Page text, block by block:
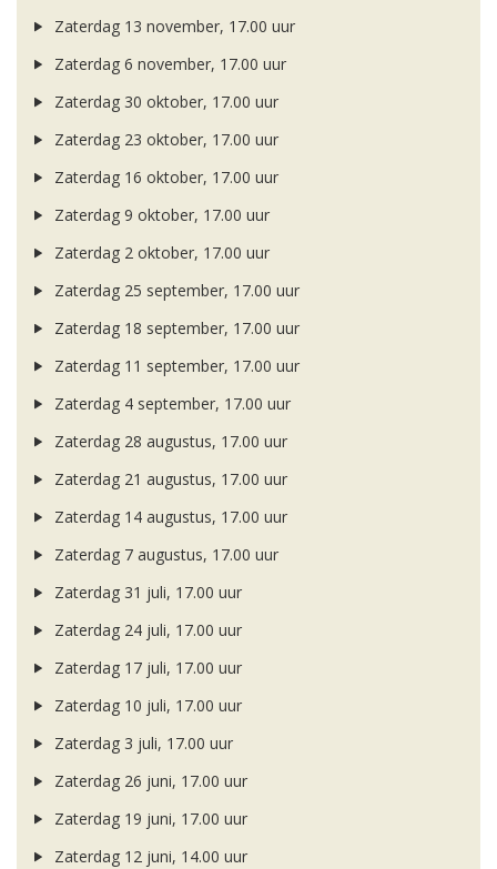
Zaterdag 13 november, 17.00 uur
Zaterdag 6 november, 17.00 uur
Zaterdag 30 oktober, 17.00 uur
Zaterdag 23 oktober, 17.00 uur
Zaterdag 16 oktober, 17.00 uur
Zaterdag 9 oktober, 17.00 uur
Zaterdag 2 oktober, 17.00 uur
Zaterdag 25 september, 17.00 uur
Zaterdag 18 september, 17.00 uur
Zaterdag 11 september, 17.00 uur
Zaterdag 4 september, 17.00 uur
Zaterdag 28 augustus, 17.00 uur
Zaterdag 21 augustus, 17.00 uur
Zaterdag 14 augustus, 17.00 uur
Zaterdag 7 augustus, 17.00 uur
Zaterdag 31 juli, 17.00 uur
Zaterdag 24 juli, 17.00 uur
Zaterdag 17 juli, 17.00 uur
Zaterdag 10 juli, 17.00 uur
Zaterdag 3 juli, 17.00 uur
Zaterdag 26 juni, 17.00 uur
Zaterdag 19 juni, 17.00 uur
Zaterdag 12 juni, 14.00 uur